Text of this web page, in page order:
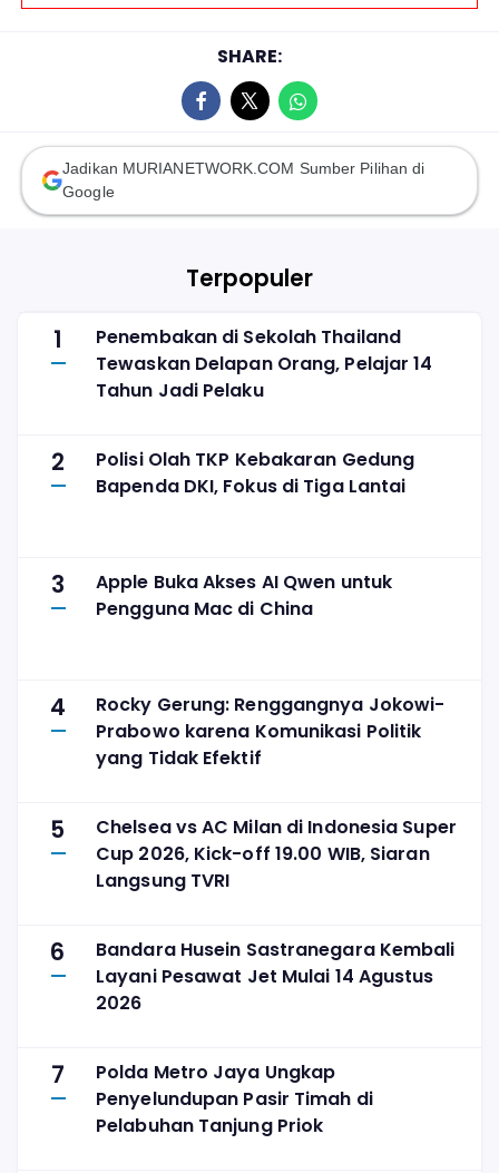
SHARE:
Jadikan MURIANETWORK.COM Sumber Pilihan di
Google
Terpopuler
1
Penembakan di Sekolah Thailand
Tewaskan Delapan Orang, Pelajar 14
Tahun Jadi Pelaku
2
Polisi Olah TKP Kebakaran Gedung
Bapenda DKI, Fokus di Tiga Lantai
3
Apple Buka Akses AI Qwen untuk
Pengguna Mac di China
4
Rocky Gerung: Renggangnya Jokowi-
Prabowo karena Komunikasi Politik
yang Tidak Efektif
5
Chelsea vs AC Milan di Indonesia Super
Cup 2026, Kick-off 19.00 WIB, Siaran
Langsung TVRI
6
Bandara Husein Sastranegara Kembali
Layani Pesawat Jet Mulai 14 Agustus
2026
7
Polda Metro Jaya Ungkap
Penyelundupan Pasir Timah di
Pelabuhan Tanjung Priok